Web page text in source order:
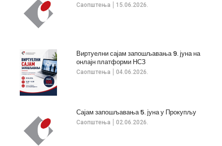
Саопштења 15.06.2026.
Саопштења 04.06.2026.
Виртуелни сајам запошљавања 9. јуна на
онлајн платформи НСЗ
Саопштења 02.06.2026.
Сајам запошљавања 5. јуна у Прокупљу